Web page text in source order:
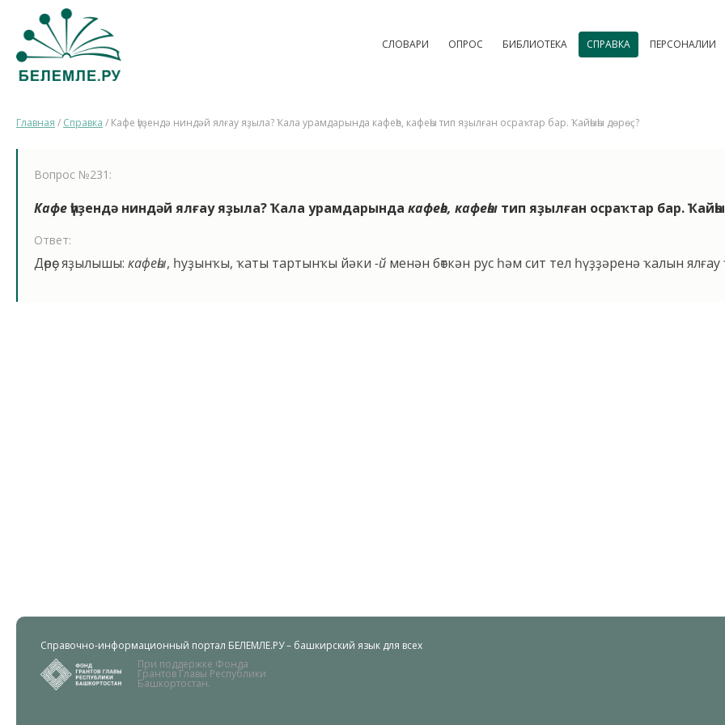
СЛОВАРИ ОПРОС БИБЛИОТЕКА СПРАВКА ПЕРСОНАЛИИ
Главная / Справка / Кафе һүҙендә ниндәй ялғау яҙыла? Ҡала урамдарында кафеһе, кафеһы тип яҙылған осраҡтар бар. Ҡайһыһы дөрөҫ?
Вопрос №231:
Кафеһүҙендә ниндәй ялғау яҙыла? Ҡала урамдарында кафеһе, кафеһы тип яҙылған осраҡтар бар.
Ответ:
Дөрөҫ яҙылышы: кафеһы, һуҙынҡы, ҡаты тартынҡы йәки -й менән бөткән рус һәм сит тел һүҙҙәренә ҡалын
Справочно-информационный портал БЕЛЕМЛЕ.РУ – башкирский язык для всех
При поддержке Фонда
Грантов Главы Республики
Башкортостан.